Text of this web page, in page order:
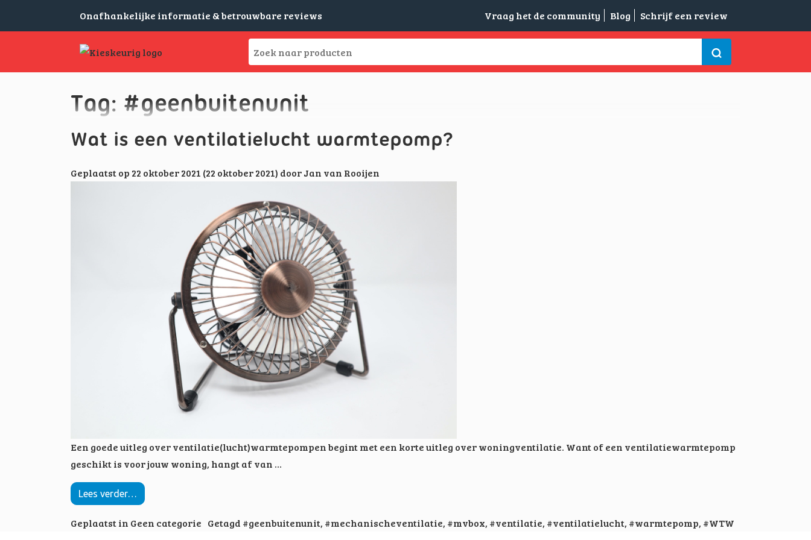
Onafhankelijke informatie & betrouwbare reviews Vraag het de community Blog Schrijf een review
Tag: #geenbuitenunit
Wat is een ventilatielucht warmtepomp?
Geplaatst op 22 oktober 2021 (22 oktober 2021) doorJan van Rooijen
Een goede uitleg over ventilatie(lucht)warmtepompen begint met een korte uitleg over woningventilatie. Want of een ventilatiewarmtepomp
geschikt is voor jouw woning, hangt af van …
Lees verder…
Geplaatst in Geen categorie Getagd #geenbuitenunit, #mechanischeventilatie, #mvbox, #ventilatie, #ventilatielucht, #warmtepomp, #WTW